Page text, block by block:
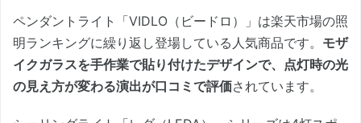
ペンダントライト「VIDLO（ビードロ）」は楽天市場の照
明ランキングに繰り返し登場している人気商品です。 モザ
イクガラスを手作業で貼り付けたデザインで、点灯時の光
の見え方が変わる演出が口コミで評価されています。